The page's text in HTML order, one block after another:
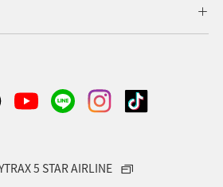
5 STAR AIRLINE